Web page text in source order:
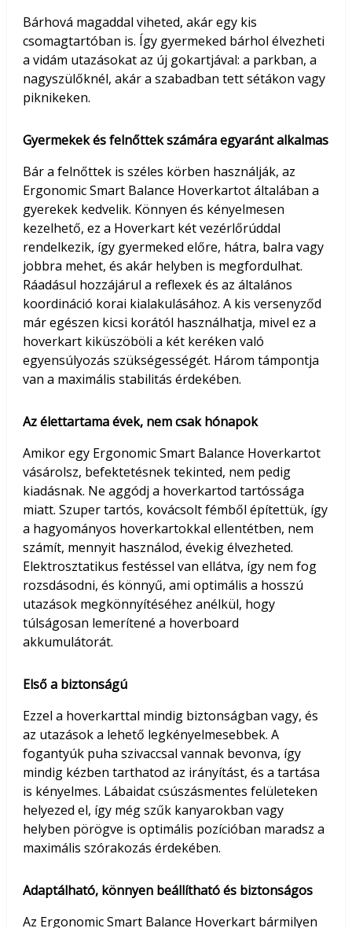
Bárhová magaddal viheted, akár egy kis
csomagtartóban is. Így gyermeked bárhol élvezheti
a vidám utazásokat az új gokartjával: a parkban, a
nagyszülőknél, akár a szabadban tett sétákon vagy
piknikeken.
Gyermekek és felnőttek számára egyaránt alkalmas
Bár a felnőttek is széles körben használják, az
Ergonomic Smart Balance Hoverkartot általában a
gyerekek kedvelik. Könnyen és kényelmesen
kezelhető, ez a Hoverkart két vezérlőrúddal
rendelkezik, így gyermeked előre, hátra, balra vagy
jobbra mehet, és akár helyben is megfordulhat.
Ráadásul hozzájárul a reflexek és az általános
koordináció korai kialakulásához. A kis versenyződ
már egészen kicsi korától használhatja, mivel ez a
hoverkart kiküszöböli a két keréken való
egyensúlyozás szükségességét. Három támpontja
van a maximális stabilitás érdekében.
Az élettartama évek, nem csak hónapok
Amikor egy Ergonomic Smart Balance Hoverkartot
vásárolsz, befektetésnek tekinted, nem pedig
kiadásnak. Ne aggódj a hoverkartod tartóssága
miatt. Szuper tartós, kovácsolt fémből építettük, így
a hagyományos hoverkartokkal ellentétben, nem
számít, mennyit használod, évekig élvezheted.
Elektrosztatikus festéssel van ellátva, így nem fog
rozsdásodni, és könnyű, ami optimális a hosszú
utazások megkönnyítéséhez anélkül, hogy
túlságosan lemerítené a hoverboard
akkumulátorát.
Első a biztonságú
Ezzel a hoverkarttal mindig biztonságban vagy, és
az utazások a lehető legkényelmesebbek. A
fogantyúk puha szivaccsal vannak bevonva, így
mindig kézben tarthatod az irányítást, és a tartása
is kényelmes. Lábaidat csúszásmentes felületeken
helyezed el, így még szűk kanyarokban vagy
helyben pörögve is optimális pozícióban maradsz a
maximális szórakozás érdekében.
Adaptálható, könnyen beállítható és biztonságos
Az Ergonomic Smart Balance Hoverkart bármilyen